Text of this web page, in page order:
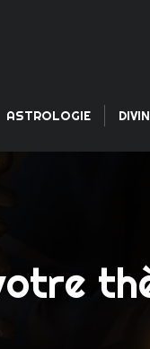
ASTROLOGIE